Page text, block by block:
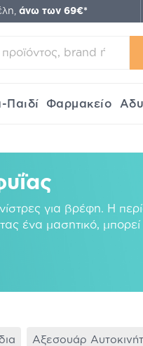
άνω των 69€*
Παιδί Φαρμακείο
για βρέφη. Η
ένα μασητικό, μπορεί
Αξεσουάρ